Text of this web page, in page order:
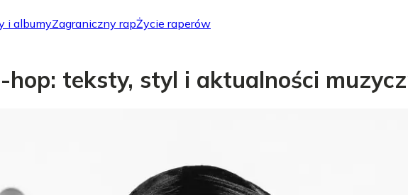
i albumyZagraniczny rapŻycie raperów
teksty, styl i aktualności